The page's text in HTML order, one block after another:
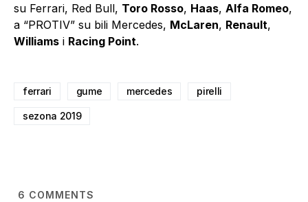
su Ferrari, Red Bull, Toro Rosso, Haas, Alfa Romeo,
a “PROTIV” su bili Mercedes, McLaren, Renault,
Williams i Racing Point.
ferrari gume mercedes pirelli
sezona 2019
6 COMMENTS